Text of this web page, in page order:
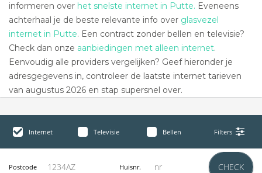
informeren over het snelste internet in Putte. Eveneens
achterhaal je de beste relevante info over glasvezel
internet in Putte. Een contract zonder bellen en televisie?
Check dan onze aanbiedingen met alleen internet.
Eenvoudig alle providers vergelijken? Geef hieronder je
adresgegevens in, controleer de laatste internet tarieven
van augustus 2026 en stap supersnel over.
Internet Televisie Bellen Filters
Postcode Huisnr. CHECK